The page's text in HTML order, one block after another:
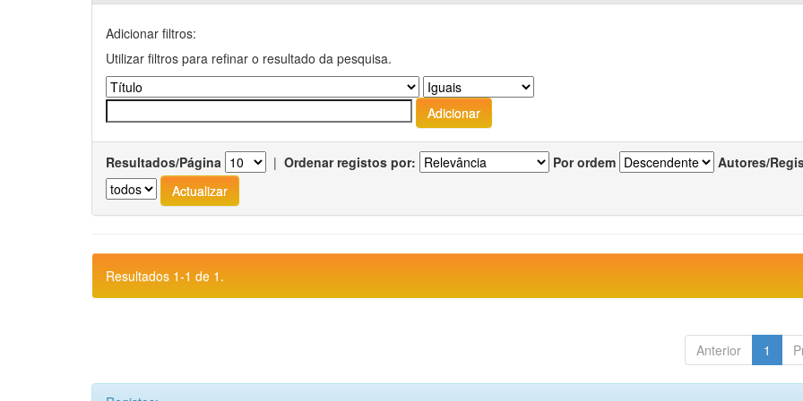
Adicionar filtros:
Utilizar filtros para refinar o resultado da pesquisa.
Resultados/Página | Ordenar registos por: Por ordem Autores/
Resultados 1-1 de 1.
Anterior 1